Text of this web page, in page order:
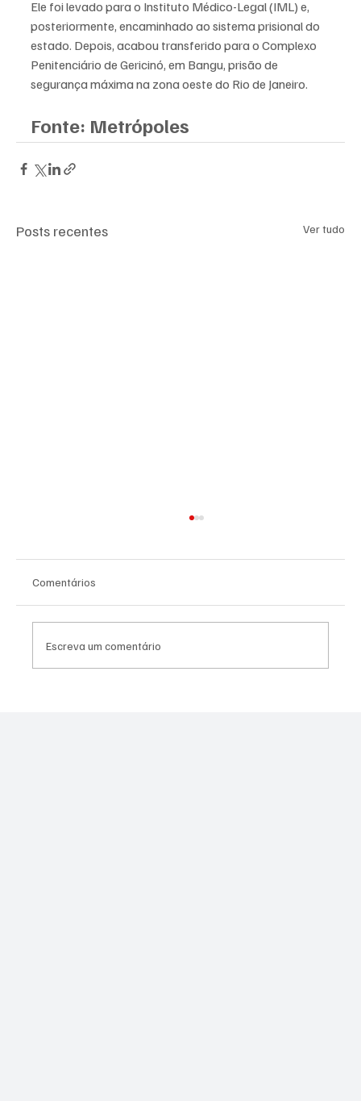
Ele foi levado para o Instituto Médico-Legal (IML) e,
posteriormente, encaminhado ao sistema prisional do
estado. Depois, acabou transferido para o Complexo
Penitenciário de Gericinó, em Bangu, prisão de
segurança máxima na zona oeste do Rio de Janeiro.
Fonte: Metrópoles
Posts recentes Ver tudo
Comentários
Escreva um comentário